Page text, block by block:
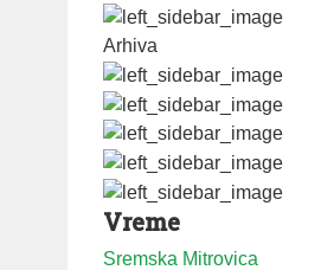
Arhiva
Vreme
Sremska Mitrovica